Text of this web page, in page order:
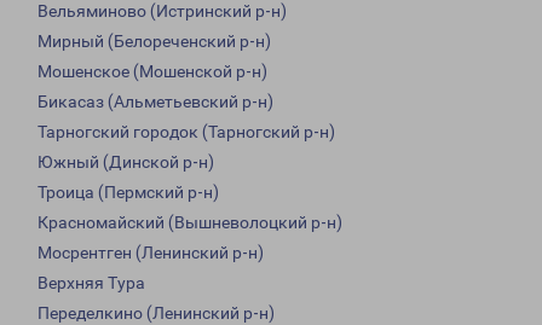
Вельяминово (Истринский р-н)
Мирный (Белореченский р-н)
Мошенское (Мошенской р-н)
Бикасаз (Альметьевский р-н)
Тарногский городок (Тарногский р-н)
Южный (Динской р-н)
Троица (Пермский р-н)
Красномайский (Вышневолоцкий р-н)
Мосрентген (Ленинский р-н)
Верхняя Тура
Переделкино (Ленинский р-н)